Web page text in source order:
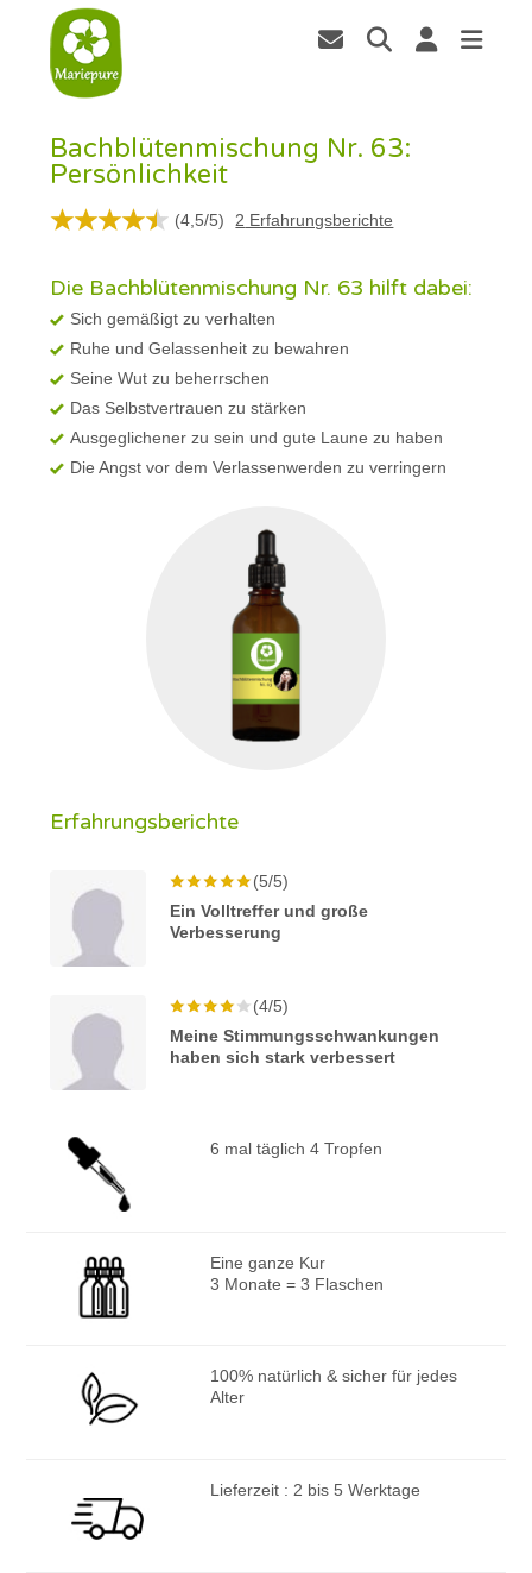
Bachblütenmischung Nr. 63:
Persönlichkeit
(4,5/5) 2 Erfahrungsberichte
Die Bachblütenmischung Nr. 63 hilft dabei:
Sich gemäßigt zu verhalten
Ruhe und Gelassenheit zu bewahren
Seine Wut zu beherrschen
Das Selbstvertrauen zu stärken
Ausgeglichener zu sein und gute Laune zu haben
Die Angst vor dem Verlassenwerden zu verringern
Erfahrungsberichte
(5/5)
Ein Volltreffer und große
Verbesserung
(4/5)
Meine Stimmungsschwankungen
haben sich stark verbessert
6 mal täglich 4 Tropfen
Eine ganze Kur
3 Monate = 3 Flaschen
100% natürlich & sicher für jedes
Alter
Lieferzeit : 2 bis 5 Werktage